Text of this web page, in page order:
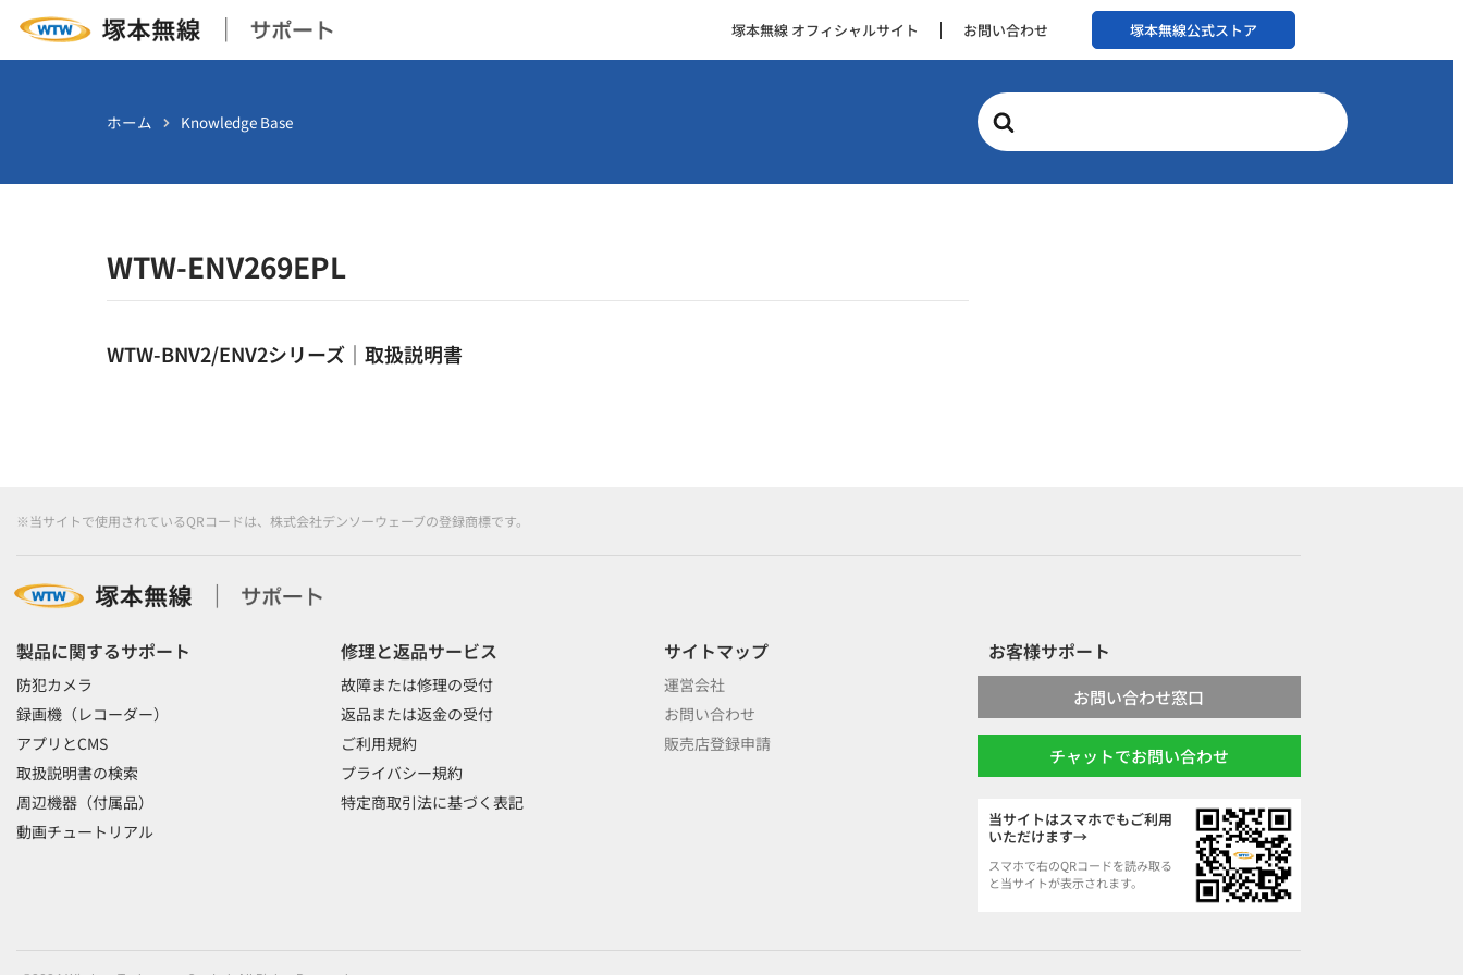
塚本無線 オフィシャルサイト お問い合わせ 塚本無線公式ストア
Search
For
ホーム Knowledge Base
WTW-ENV269EPL
WTW-BNV2/ENV2シリーズ｜取扱説明書
※当サイトで使用されているQRコードは、株式会社デンソーウェーブの登録商標です。
製品に関するサポート
防犯カメラ
録画機（レコーダー）
アプリとCMS
取扱説明書の検索
周辺機器（付属品）
動画チュートリアル
修理と返品サービス
故障または修理の受付
返品または返金の受付
ご利用規約
プライバシー規約
特定商取引法に基づく表記
サイトマップ
運営会社
お問い合わせ
販売店登録申請
お客様サポート
お問い合わせ窓口
チャットでお問い合わせ
当サイトはスマホでもご利用
いただけます→
スマホで右のQRコードを読み取る
と当サイトが表示されます。